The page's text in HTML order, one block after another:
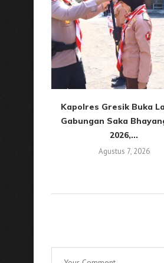
Kapolres Gresik Buka
Gabungan Saka
2026,...
Agustus 7, 2026